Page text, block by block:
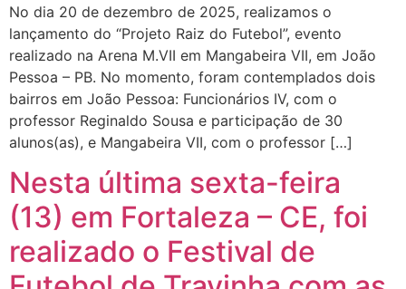
No dia 20 de dezembro de 2025, realizamos o
lançamento do “Projeto Raiz do Futebol”, evento
realizado na Arena M.VII em Mangabeira VII, em João
Pessoa – PB. No momento, foram contemplados dois
bairros em João Pessoa: Funcionários IV, com o
professor Reginaldo Sousa e participação de 30
alunos(as), e Mangabeira VII, com o professor […]
Nesta última sexta-feira
(13) em Fortaleza – CE, foi
realizado o Festival de